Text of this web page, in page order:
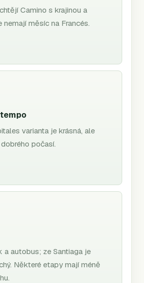
Camino s krajinou a
nemají měsíc na Francés.
varianta je krásná, ale
počasí.
a autobus; ze Santiaga je
Některé etapy mají méně